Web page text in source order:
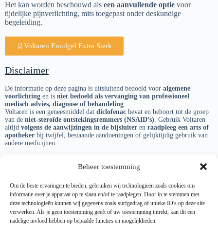
Beheer toestemming
Om de beste ervaringen te bieden, gebruiken wij technologieën zoals cookies om
informatie over je apparaat op te slaan en/of te raadplegen. Door in te stemmen met
deze technologieën kunnen wij gegevens zoals surfgedrag of unieke ID's op deze site
verwerken. Als je geen toestemming geeft of uw toestemming intrekt, kan dit een
nadelige invloed hebben op bepaalde functies en mogelijkheden.
Het kan worden beschouwd als een aanvullende optie voor
tijdelijke pijnverlichting, mits toegepast onder deskundige
begeleiding.
Voltaren Emulgel Extra Sterk
Disclaimer
De informatie op deze pagina is uitsluitend bedoeld voor algemene
voorlichting en is niet bedoeld als vervanging van professioneel
medisch advies, diagnose of behandeling.
Voltaren is een geneesmiddel dat diclofenac bevat en behoort tot de groep
van de niet-steroïde ontstekingsremmers (NSAID’s). Gebruik Voltaren
altijd volgens de aanwijzingen in de bijsluiter en raadpleeg een arts of
apotheker bij twijfel, bestaande aandoeningen of gelijktijdig gebruik van
andere medicijnen.
gepubliceerd onderzoekenofficiële richtlijnen
kunnen per persoon verschillen.
De informatie op deze website isniet gesponsord door of verbonden aan
de fabrikant van Voltaren (Haleon).
Eventuele merknamen worden uitsluitend ter informatie en vergelijking
genoemd.